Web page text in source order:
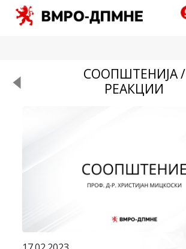
СООПШТЕНИЈА /
РЕАКЦИИ